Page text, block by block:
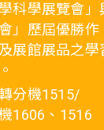
科學展覽會」
」歷屆優勝作
展館展品之學
分機1515/
1606、1516